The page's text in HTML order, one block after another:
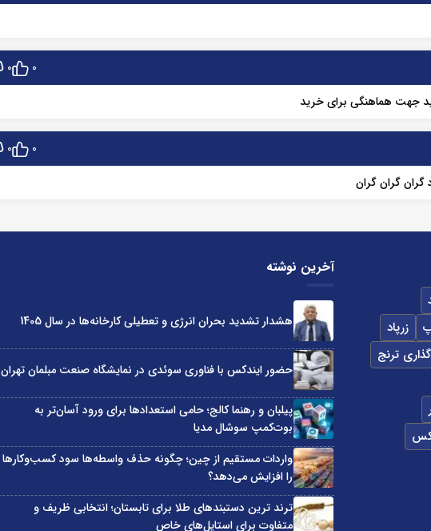
0
0
جهت هماهنگی برای خرید
0
0
گران گران
زرپاد
ترنج
آخرین نوشته
هشدار تشدید بحران انرژی و تعطیلی کارخانه‌ها در سال 1405
حضور ایندکس با فناوری سوئدی در نمایشگاه صنعت مبلمان تهران
پیلبان و رهنما کالج؛ حامی استعدادها برای ورود آسان‌تر به
بوت‌کمپ سوشال مدیا
واردات مستقیم از چین؛ چگونه حذف واسطه‌ها سود کسب‌وکارها
را افزایش می‌دهد؟
ترند ترین دستبندهای طلا برای تابستان؛ انتخابی ظریف و
متفاوت برای استایل‌های خاص